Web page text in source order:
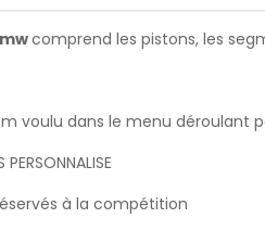
comprend les pistons, les
voulu dans le menu déroulant
à la compétition